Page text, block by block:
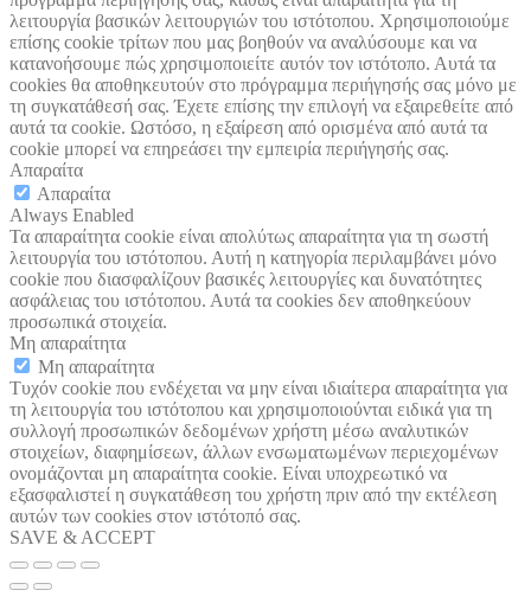
λειτουργία βασικών λειτουργιών του ιστότοπου. Χρησιμοποιούμε
επίσης cookie τρίτων που μας βοηθούν να αναλύσουμε και να
κατανοήσουμε πώς χρησιμοποιείτε αυτόν τον ιστότοπο. Αυτά τα
cookies θα αποθηκευτούν στο πρόγραμμα περιήγησής σας μόνο με
τη συγκατάθεσή σας. Έχετε επίσης την επιλογή να εξαιρεθείτε από
αυτά τα cookie. Ωστόσο, η εξαίρεση από ορισμένα από αυτά τα
cookie μπορεί να επηρεάσει την εμπειρία περιήγησής σας.
Απαραίτα
Απαραίτα
Always Enabled
Τα απαραίτητα cookie είναι απολύτως απαραίτητα για τη σωστή
λειτουργία του ιστότοπου. Αυτή η κατηγορία περιλαμβάνει μόνο
cookie που διασφαλίζουν βασικές λειτουργίες και δυνατότητες
ασφάλειας του ιστότοπου. Αυτά τα cookies δεν αποθηκεύουν
προσωπικά στοιχεία.
Μη απαραίτητα
Μη απαραίτητα
Τυχόν cookie που ενδέχεται να μην είναι ιδιαίτερα απαραίτητα για
τη λειτουργία του ιστότοπου και χρησιμοποιούνται ειδικά για τη
συλλογή προσωπικών δεδομένων χρήστη μέσω αναλυτικών
στοιχείων, διαφημίσεων, άλλων ενσωματωμένων περιεχομένων
ονομάζονται μη απαραίτητα cookie. Είναι υποχρεωτικό να
εξασφαλιστεί η συγκατάθεση του χρήστη πριν από την εκτέλεση
αυτών των cookies στον ιστότοπό σας.
SAVE & ACCEPT